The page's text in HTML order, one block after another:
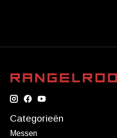
Categorieën
Messen